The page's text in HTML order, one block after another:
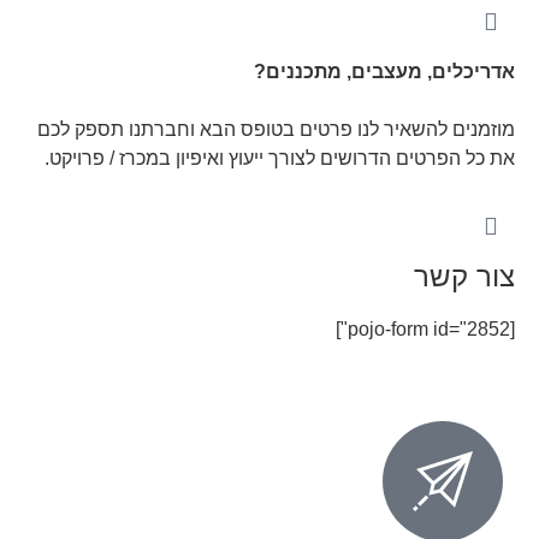
אדריכלים, מעצבים, מתכננים?
מוזמנים להשאיר לנו פרטים בטופס הבא וחברתנו תספק לכם
את כל הפרטים הדרושים לצורך ייעוץ ואיפיון במכרז / פרויקט.
צור קשר
[pojo-form id="2852"]